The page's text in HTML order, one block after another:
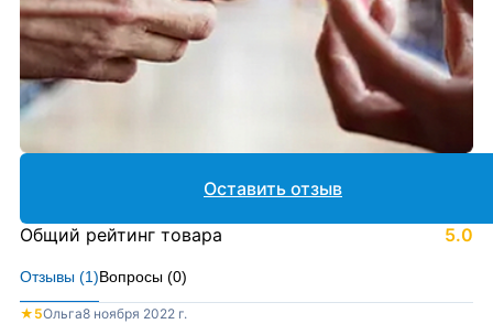
Отзывы (1)Вопросы (0)
★ 5Ольга8 ноября 2022 г.
Оставить отзыв
Общий рейтинг товара 5.0